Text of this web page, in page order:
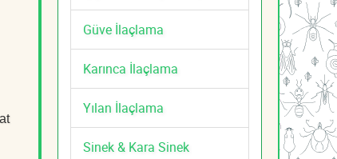
Güve İlaçlama
Karınca İlaçlama
Yılan İlaçlama
Sinek & Kara Sinek